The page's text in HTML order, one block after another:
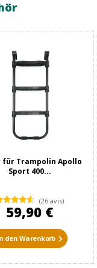
für Trampolin Apollo
Sport 400...
(26 avis)
59,90 €
den Warenkorb